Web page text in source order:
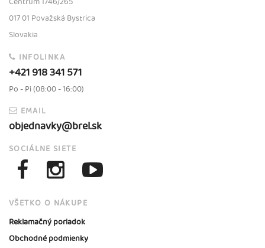
017 01 Považská Bystrica
Slovakia
INFOLINKA
+421 918 341 571
Po - Pi (08:00 - 16:00)
EMAIL
objednavky@brel.sk
SOCIÁLNE SIETE
VŠETKO O NÁKUPE
Reklamačný poriadok
Obchodné podmienky